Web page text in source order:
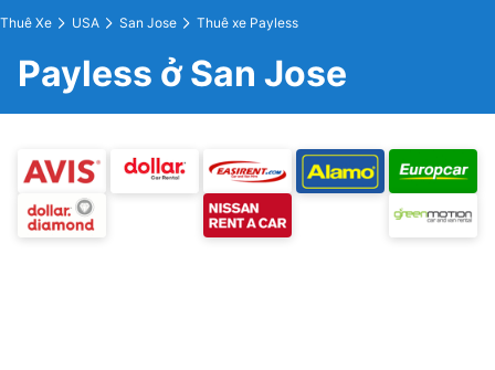
Thuê Xe USA San Jose Thuê xe Payless
Payless ở San Jose